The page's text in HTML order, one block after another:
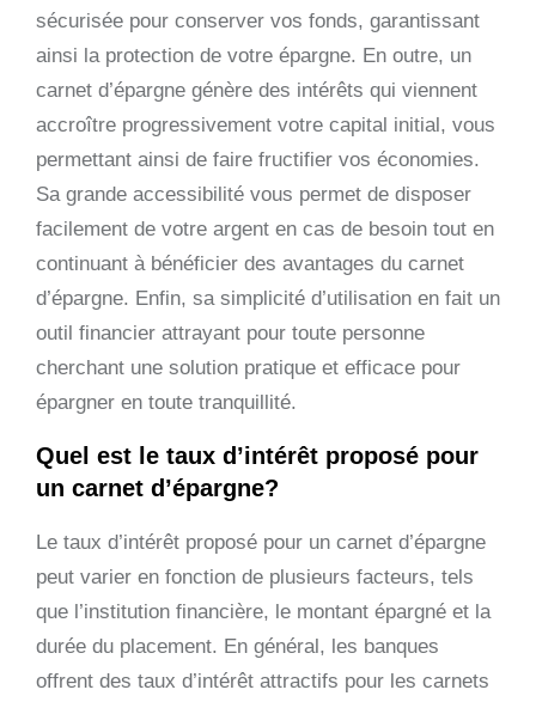
sécurisée pour conserver vos fonds, garantissant
ainsi la protection de votre épargne. En outre, un
carnet d’épargne génère des intérêts qui viennent
accroître progressivement votre capital initial, vous
permettant ainsi de faire fructifier vos économies.
Sa grande accessibilité vous permet de disposer
facilement de votre argent en cas de besoin tout en
continuant à bénéficier des avantages du carnet
d’épargne. Enfin, sa simplicité d’utilisation en fait un
outil financier attrayant pour toute personne
cherchant une solution pratique et efficace pour
épargner en toute tranquillité.
Quel est le taux d’intérêt proposé pour
un carnet d’épargne?
Le taux d’intérêt proposé pour un carnet d’épargne
peut varier en fonction de plusieurs facteurs, tels
que l’institution financière, le montant épargné et la
durée du placement. En général, les banques
offrent des taux d’intérêt attractifs pour les carnets